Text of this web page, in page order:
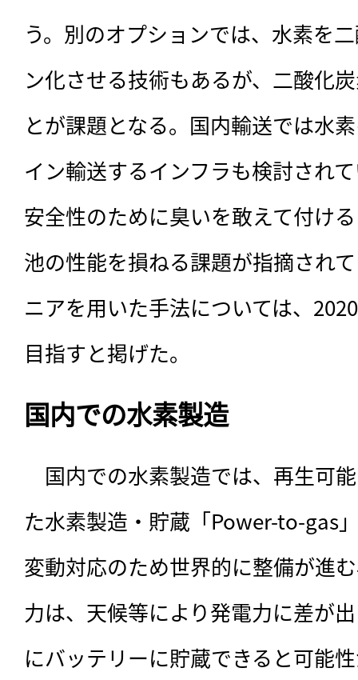
う。別のオプションでは、水素を
ン化させる技術もあるが、二酸化
とが課題となる。国内輸送では水
イン輸送するインフラも検討され
安全性のために臭いを敢えて付け
池の性能を損ねる課題が指摘され
ニアを用いた手法については、
目指すと掲げた。
国内での水素製造
国内での水素製造では、再生可
た水素製造・貯蔵「Power-to-gas
変動対応のため世界的に整備が進
力は、天候等により発電力に差が
にバッテリーに貯蔵できると可能